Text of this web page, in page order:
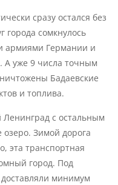
Тане и её дневнике.
следы от осколков
страшных событий.
что в годы
местах города,
капусту,
в годы
сразу остался без
города сомкнулось
армиями Германии и
А уже 9 числа точным
Бадаевские
и топлива.
с остальным
Зимой дорога
эта транспортная
город. Под
минимум